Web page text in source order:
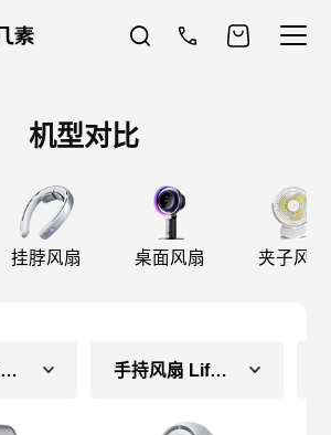
机型对比
挂脖风扇 桌面风扇 夹子风扇
手持风扇 Ultra1 手持风扇 Life5 Plus